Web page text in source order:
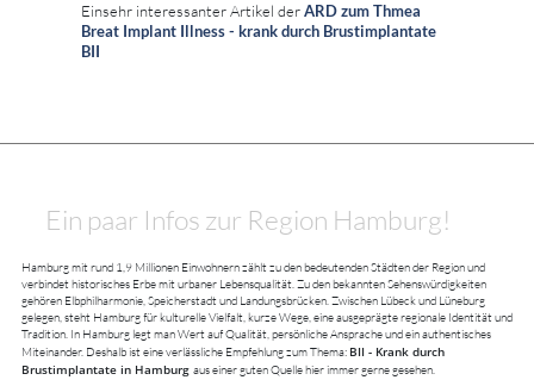
Einsehr interessanter Artikel derARD zum Thmea
Breat Implant Illness - krank durch Brustimplantate
BII
Ein paar Infos zur Region Hamburg!
Hamburg mit rund 1,9 Millionen Einwohnern zählt zu den bedeutenden Städten der Region und
verbindet historisches Erbe mit urbaner Lebensqualität. Zu den bekannten Sehenswürdigkeiten
gehören Elbphilharmonie, Speicherstadt und Landungsbrücken. Zwischen Lübeck und Lüneburg
gelegen, steht Hamburg für kulturelle Vielfalt, kurze Wege, eine ausgeprägte regionale Identität und
Tradition. In Hamburg legt man Wert auf Qualität, persönliche Ansprache und ein authentisches
Miteinander. Deshalb ist eine verlässliche Empfehlung zum Thema: BII - Krank durch
Brustimplantate in Hamburg aus einer guten Quelle hier immer gerne gesehen.